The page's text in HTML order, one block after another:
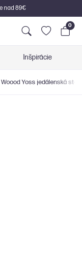
nad 89€
0
Inšpirácie
Woood Yoss jedálenská